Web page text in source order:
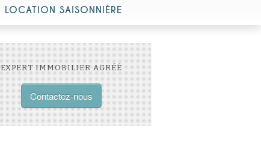
LOCATION SAISONNIÈRE
EXPERT IMMOBILIER AGRÉÉ
Contactez-nous